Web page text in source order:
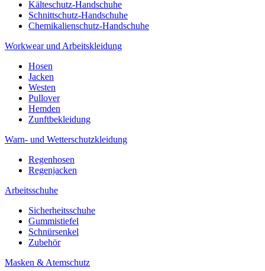
Kälteschutz-Handschuhe
Schnittschutz-Handschuhe
Chemikalienschutz-Handschuhe
Workwear und Arbeitskleidung
Hosen
Jacken
Westen
Pullover
Hemden
Zunftbekleidung
Warn- und Wetterschutzkleidung
Regenhosen
Regenjacken
Arbeitsschuhe
Sicherheitsschuhe
Gummistiefel
Schnürsenkel
Zubehör
Masken & Atemschutz